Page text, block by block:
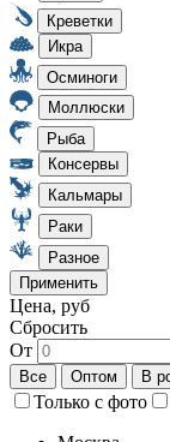
Цена, руб
Сбросить
От
Только с фото